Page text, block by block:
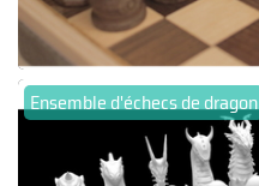
Ensemble d'échecs de dragon